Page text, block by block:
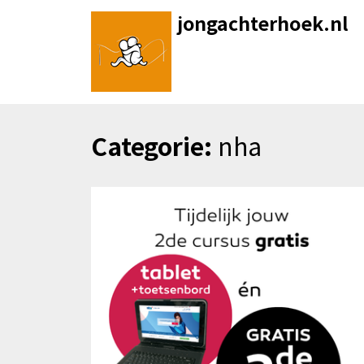
jongachterhoek.nl
Categorie: nha